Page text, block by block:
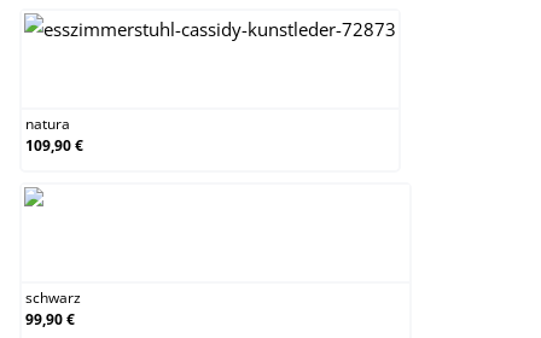
natura
109,90 €
schwarz
99,90 €